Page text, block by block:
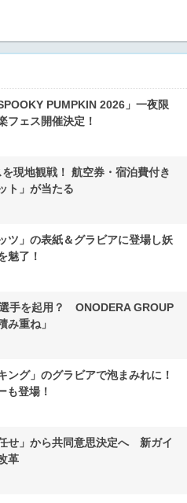
PUMPKIN 2026」一夜限
フェス開催決定！
現地観戦！ 航空券・宿泊費付き
ト」が当たる
ツ」の表紙＆グラビアに登場し妖
魅了！
手を起用？ ONODERA GROUP
み重ね」
ング」のグラビアで泡まみれに！
も登場！
せ」から共同意思決定へ 新ガイ
革